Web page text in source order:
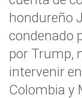
hondureño
condenado
por Trump,
intervenir
Colombia y